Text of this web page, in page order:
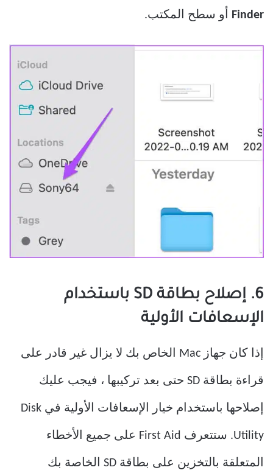
Finder أو سطح المكتب.
6. إصلاح بطاقة SD باستخدام
الإسعافات الأولية
إذا كان جهاز Mac الخاص بك لا يزال غير قادر على
قراءة بطاقة SD حتى بعد تركيبها ، فيجب عليك
إصلاحها باستخدام خيار الإسعافات الأولية في Disk
Utility. ستتعرف First Aid على جميع الأخطاء
المتعلقة بالتخزين على بطاقة SD الخاصة بك